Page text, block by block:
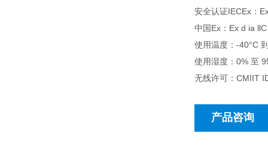
安全认证IECEx：
中国Ex：Ex d ia
使用温度：-40°C
使用湿度：0% 至
无线许可：CMIIT
产品咨询